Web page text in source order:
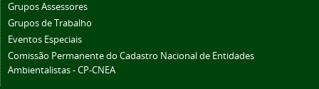
Grupos Assessores
Grupos de Trabalho
Eventos Especiais
Comissão Permanente do Cadastro Nacional de Entidades
Ambientalistas - CP-CNEA